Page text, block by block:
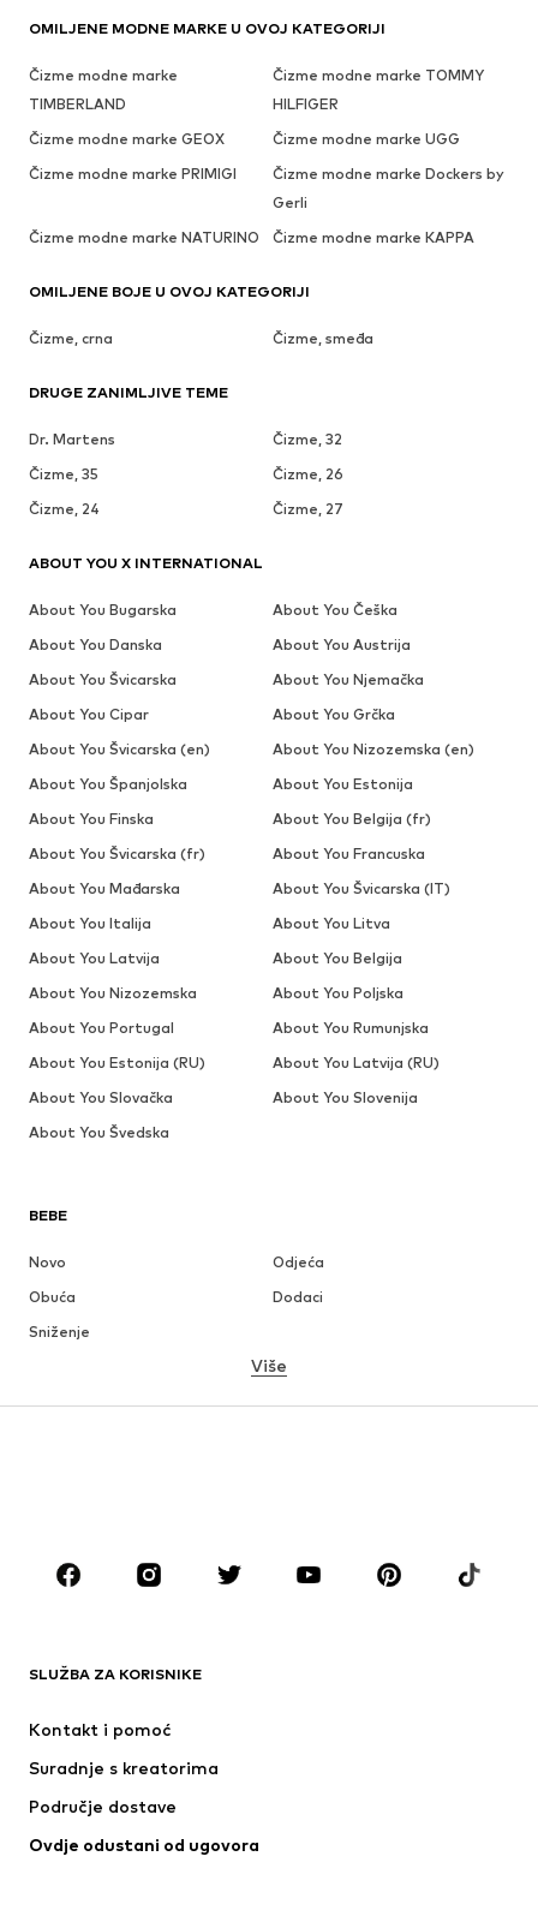
BEBE
Novo
Odjeća
Obuća
Dodaci
Sniženje
MODNE MARKE
ADIDAS SPORTSWEAR
PUMA
Više
SLUŽBA ZA KORISNIKE
Kontakt i pomoć
Suradnje s kreatorima
Područje dostave
Ovdje odustani od ugovora
OMILJENE MODNE MARKE U OVOJ KATEGORIJI
Čizme modne marke
TIMBERLAND
Čizme modne marke TOMMY
HILFIGER
Čizme modne marke GEOX
Čizme modne marke UGG
Čizme modne marke PRIMIGI
Čizme modne marke Dockers by
Gerli
Čizme modne marke NATURINO
Čizme modne marke KAPPA
OMILJENE BOJE U OVOJ KATEGORIJI
Čizme, crna Čizme, smeđa
DRUGE ZANIMLJIVE TEME
Dr. Martens
Čizme, 32
Čizme, 35
Čizme, 26
Čizme, 24
Čizme, 27
ABOUT YOU X INTERNATIONAL
About You Bugarska
About You Češka
About You Danska
About You Austrija
About You Švicarska
About You Njemačka
About You Cipar
About You Grčka
About You Švicarska (en)
About You Nizozemska (en)
About You Španjolska
About You Estonija
About You Finska
About You Belgija (fr)
About You Švicarska (fr)
About You Francuska
About You Mađarska
About You Švicarska (IT)
About You Italija
About You Litva
About You Latvija
About You Belgija
About You Nizozemska
About You Poljska
About You Portugal
About You Rumunjska
About You Estonija (RU)
About You Latvija (RU)
About You Slovačka
About You Slovenija
About You Švedska